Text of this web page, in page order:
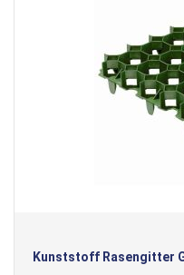
Kunststoff Rasengitter